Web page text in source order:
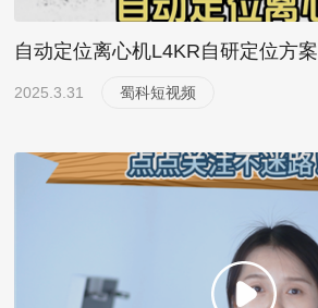
自动定位离心机L4KR自研定位方案
2025.3.31 蜀科短视频